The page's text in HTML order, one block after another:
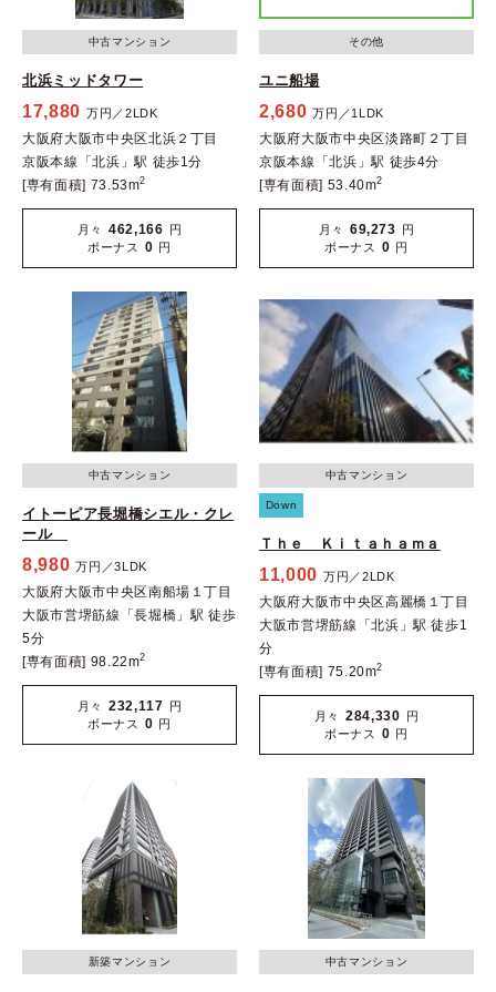
中古マンション
北浜ミッドタワー
17,880 万円／2LDK
大阪府大阪市中央区北浜２丁目
京阪本線「北浜」駅 徒歩1分
[専有面積] 73.53m2
月々 462,166 円
ボーナス
0 円
その他
ユニ船場
2,680 万円／1LDK
大阪府大阪市中央区淡路町２丁目
京阪本線「北浜」駅 徒歩4分
[専有面積] 53.40m2
月々 69,273 円
ボーナス
0 円
中古マンション
イトーピア長堀橋シエル・クレ
ール
8,980 万円／3LDK
大阪府大阪市中央区南船場１丁目
大阪市営堺筋線「長堀橋」駅 徒歩
5分
[専有面積] 98.22m2
月々 232,117 円
ボーナス
0 円
中古マンション
Down
Ｔｈｅ Ｋｉｔａｈａｍａ
11,000 万円／2LDK
大阪府大阪市中央区高麗橋１丁目
大阪市営堺筋線「北浜」駅 徒歩1
分
[専有面積] 75.20m2
月々 284,330 円
ボーナス
0 円
新築マンション 中古マンション